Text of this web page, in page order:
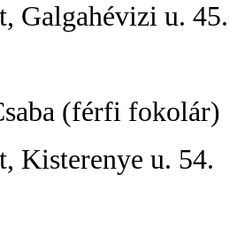
Galgahévizi u. 45.
(férfi fokolár)
Kisterenye u. 54.